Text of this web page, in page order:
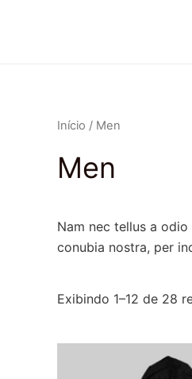
Início / Men
Men
Nam nec tellus a
conubia nostra, per
Exibindo 1–12 de 28